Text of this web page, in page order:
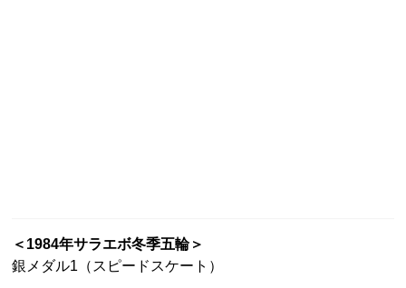
＜1984年サラエボ冬季五輪＞
銀メダル1（スピードスケート）